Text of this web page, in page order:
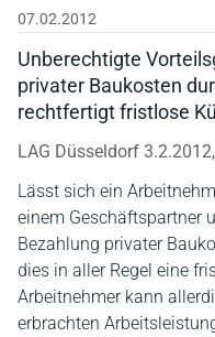
07.02.2012
Unberechtigte
privater Baukosten
rechtfertigt fristlose
LAG Düsseldorf
Lässt sich ein
einem Geschäftspartner
Bezahlung privater
dies in aller Regel eine
Arbeitnehmer kann
erbrachten